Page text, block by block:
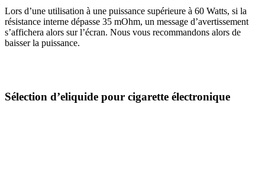
Lors d’une utilisation à une puissance supérieure à 60 Watts, si la
résistance interne dépasse 35 mOhm, un message d’avertissement
s’affichera alors sur l’écran. Nous vous recommandons alors de
baisser la puissance.
Sélection d’eliquide pour cigarette électronique